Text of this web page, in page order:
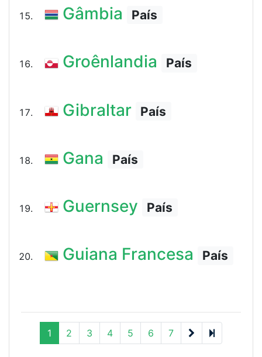
Gâmbia País
Groênlandia País
Gibraltar País
Gana País
Guernsey País
Guiana Francesa País
1 2 3 4 5 6 7 próximo